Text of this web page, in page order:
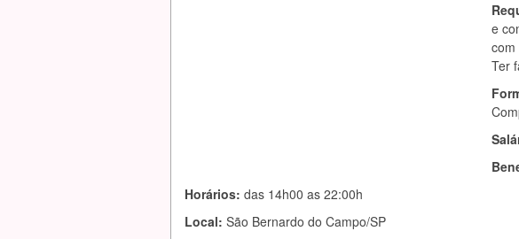
e
com
Ter
Horários: das 14h00 as 22:00h
Local: São Bernardo do Campo/SP